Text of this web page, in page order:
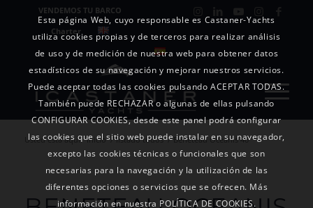
VENDEMOS TU BARCO
Charter
Usted está aquí: Inicio / listado todos / Beneteau Oceanis 40
Esta página Web, cuyo responsable es Castaner-Yachts
utiliza cookies propias y de terceros para realizar análisis
de uso y de medición de nuestra web para obtener datos
estadísticos de su navegación y mejorar nuestros servicios.
Puede aceptar todas las cookies pulsando ACEPTAR TODAS.
También puede RECHAZAR o algunas de ellas pulsando
CONFIGURAR COOKIES, desde este panel podrá configurar
las cookies que el sitio web puede instalar en su navegador,
excepto las cookies técnicas o funcionales que son
necesarias para la navegación y la utilización de las
diferentes opciones o servicios que se ofrecen. Más
información en nuestra POLÍTICA DE COOKIES.